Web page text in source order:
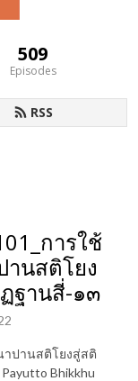
509
Episodes
RSS
การใช้
านสติโยง
ฐานสี่-๑๓
าปานสติโยงสู่สติ
Bhikkhu